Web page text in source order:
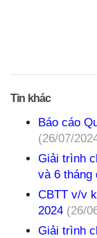
Tin khác
Báo cáo
(26/07/
Giải trình
và 6 tháng
CBTT v/v
2024 (26/
Giải trình